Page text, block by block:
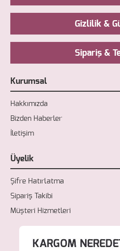
Gizlilik &
Sipariş &
Kurumsal
Hakkımızda
Bizden Haberler
İletişim
Üyelik
Şifre Hatırlatma
Sipariş Takibi
Müşteri Hizmetleri